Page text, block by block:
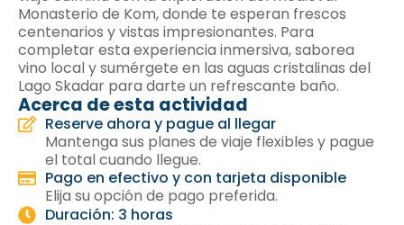
Monasterio de Kom, donde te esperan frescos
centenarios y vistas impresionantes. Para
completar esta experiencia inmersiva, saborea
vino local y sumérgete en las aguas cristalinas del
Lago Skadar para darte un refrescante baño.
Acerca de esta actividad
Reserve ahora y pague al llegar
Mantenga sus planes de viaje flexibles y pague
el total cuando llegue.
Pago en efectivo y con tarjeta disponible
Elija su opción de pago preferida.
Duración: 3 horas